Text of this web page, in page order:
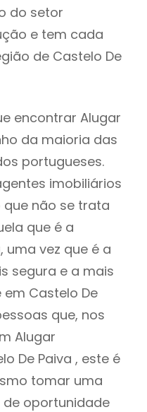
do setor
e tem cada
de Castelo De
encontrar Alugar
da maioria das
portugueses.
imobiliários
não se trata
que é a
vez que é a
segura e a mais
Castelo De
que, nos
Alugar
De Paiva , este é
tomar uma
de oportunidade